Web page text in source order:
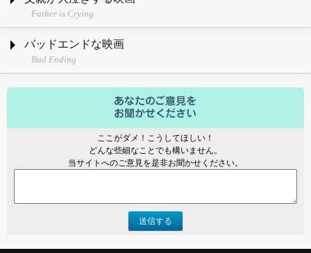
Father is Crying
バッドエンドな映画
Bad Ending
ここがダメ！こうしてほしい！
どんな些細なことでも構いません。
当サイトへのご意見を是非お聞かせください。
送信する